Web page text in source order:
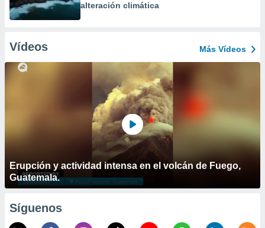
alteración climática
Vídeos Más Vídeos
Erupción y actividad intensa en el volcán de Fuego,
Guatemala.
Síguenos